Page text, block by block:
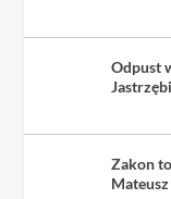
Odpust
Zakon